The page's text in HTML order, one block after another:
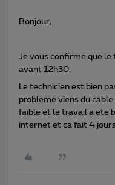
Bonjour,
Je vous confirme que le
avant 12h30.
Le technicien est bien
probleme viens du
faible et le travail a ete
internet et ca fait 4